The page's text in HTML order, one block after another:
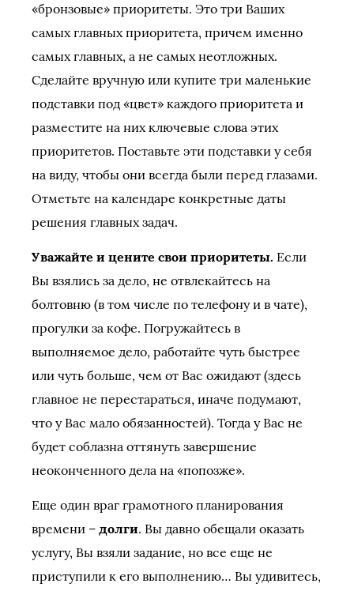
«бронзовые» приоритеты. Это три Ваших
самых главных приоритета, причем именно
самых главных, а не самых неотложных.
Сделайте вручную или купите три маленькие
подставки под «цвет» каждого приоритета и
разместите на них ключевые слова этих
приоритетов. Поставьте эти подставки у себя
на виду, чтобы они всегда были перед глазами.
Отметьте на календаре конкретные даты
решения главных задач.
Уважайте и цените свои приоритеты. Если
Вы взялись за дело, не отвлекайтесь на
болтовню (в том числе по телефону и в чате),
прогулки за кофе. Погружайтесь в
выполняемое дело, работайте чуть быстрее
или чуть больше, чем от Вас ожидают (здесь
главное не перестараться, иначе подумают,
что у Вас мало обязанностей). Тогда у Вас не
будет соблазна оттянуть завершение
неоконченного дела на «попозже».
Еще один враг грамотного планирования
времени – долги. Вы давно обещали оказать
услугу, Вы взяли задание, но все еще не
приступили к его выполнению… Вы удивитесь,